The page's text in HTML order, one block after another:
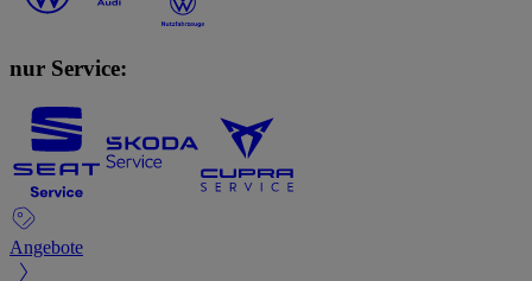
nur Service:
Angebote